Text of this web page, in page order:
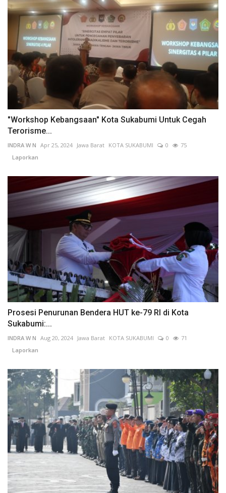
"Workshop Kebangsaan" Kota Sukabumi Untuk Cegah
Terorisme...
INDRA W N Apr 25, 2024 Jawa Barat KOTA SUKABUMI 0
75
Laporkan
Prosesi Penurunan Bendera HUT ke-79 RI di Kota
Sukabumi:...
INDRA W N Aug 20, 2024 Jawa Barat KOTA SUKABUMI 0
71
Laporkan